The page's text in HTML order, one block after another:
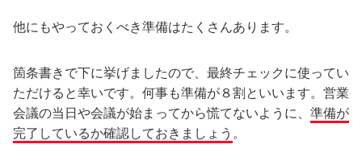
他にもやっておくべき準備はたくさんあります。
箇条書きで下に挙げましたので、最終チェックに使ってい
ただけると幸いです。何事も準備が８割といいます。営業
会議の当日や会議が始まってから慌てないように、 準備が
完了しているか確認しておきましょう 。